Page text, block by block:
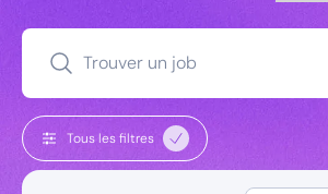
Trouver un job
Tous les filtres